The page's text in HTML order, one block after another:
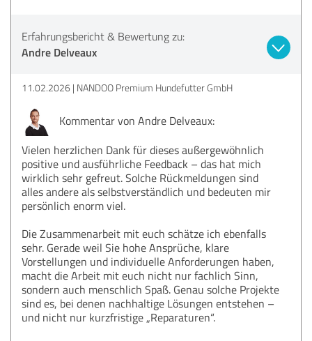
Erfahrungsbericht & Bewertung zu:
Andre Delveaux
11.02.2026 NANDOO Premium Hundefutter GmbH
Kommentar von Andre Delveaux:
Vielen herzlichen Dank für dieses außergewöhnlich
positive und ausführliche Feedback – das hat mich
wirklich sehr gefreut. Solche Rückmeldungen sind
alles andere als selbstverständlich und bedeuten mir
persönlich enorm viel.
Die Zusammenarbeit mit euch schätze ich ebenfalls
sehr. Gerade weil Sie hohe Ansprüche, klare
Vorstellungen und individuelle Anforderungen haben,
macht die Arbeit mit euch nicht nur fachlich Sinn,
sondern auch menschlich Spaß. Genau solche Projekte
sind es, bei denen nachhaltige Lösungen entstehen –
und nicht nur kurzfristige „Reparaturen“.